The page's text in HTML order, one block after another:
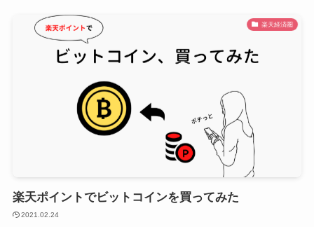
楽天経済圏
楽天ポイントでビットコインを買ってみた
2021.02.24